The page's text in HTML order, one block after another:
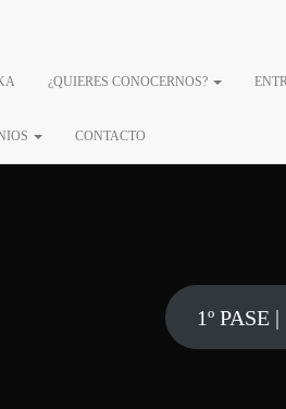
¿QUIERES CONOCERNOS?
CONTACTO
DE
1º PASE